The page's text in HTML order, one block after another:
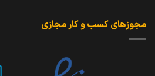
مجوزهای کسب و کار مجازی